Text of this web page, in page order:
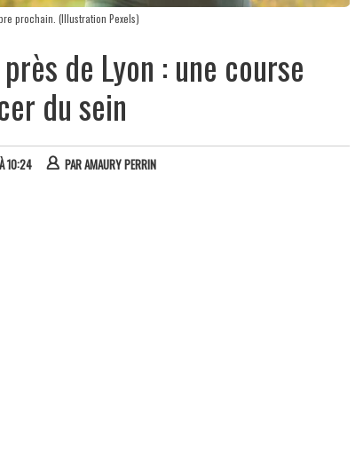
prochain. (Illustration Pexels)
de Lyon : une course
du sein
10:24 PARAMAURY PERRIN